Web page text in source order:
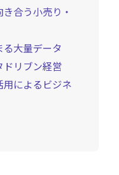
合う小売り・
大量データ
リブン経営
によるビジネ